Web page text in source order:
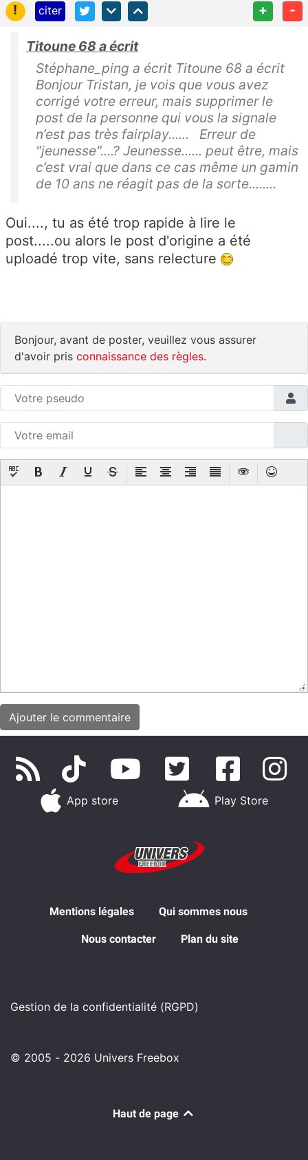
!
citer + -
Titoune 68 a écrit
Stéphane_ping a écrit Titoune 68 a écrit
Bonjour Tristan, je vois que vous avez
corrigé votre erreur, mais supprimer le
post de la personne qui vous la signale
n’est pas très fairplay...... Erreur de
"jeunesse"....? Jeunesse...... peut être, mais
c’est vrai que dans ce cas même un gamin
de 10 ans ne réagit pas de la sorte........
Oui...., tu as été trop rapide à lire le
post.....ou alors le post d'origine a été
uploadé trop vite, sans relecture
Bonjour, avant de poster, veuillez vous assurer
d'avoir pris connaissance des règles.
App store Play Store
Mentions légales Qui sommes nous
Nous contacter Plan du site
Gestion de la confidentialité (RGPD)
© 2005 - 2026 Univers Freebox
Haut de page